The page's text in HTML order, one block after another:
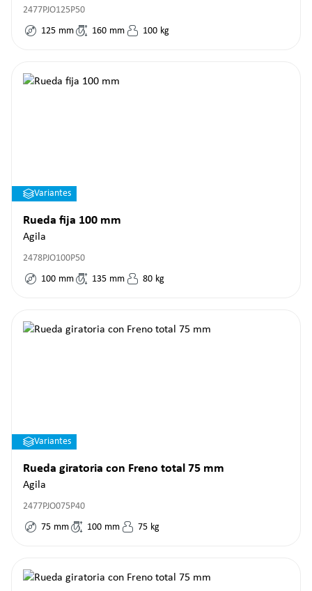
2477PJO125P50
125 mm 160 mm 100 kg
Variantes
Rueda fija 100 mm
Agila
2478PJO100P50
100 mm 135 mm 80 kg
Variantes
Rueda giratoria con Freno total 75 mm
Agila
2477PJO075P40
75 mm 100 mm 75 kg